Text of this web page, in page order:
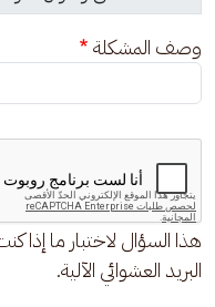
وصف المشكلة
هذا السؤال لاختبار ما إذا
البريد العشوائي الآلية.